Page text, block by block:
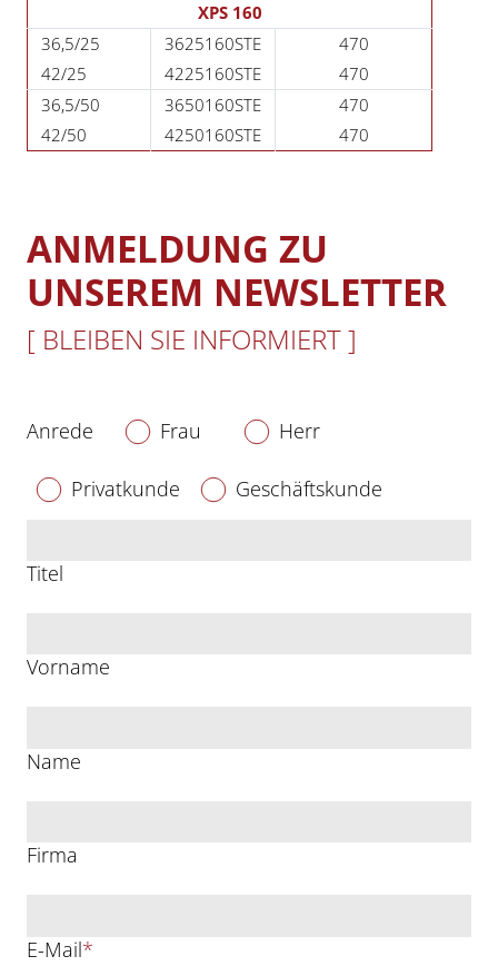
XPS 160
36,5/25
3625160STE
470
42/25
4225160STE
470
36,5/50
3650160STE
470
42/50
4250160STE 470
ANMELDUNG ZU
UNSEREM NEWSLETTER
[ BLEIBEN SIE INFORMIERT ]
Anrede Frau Herr
Privatkunde Geschäftskunde
Titel
Vorname
Name
Firma
E-Mail*